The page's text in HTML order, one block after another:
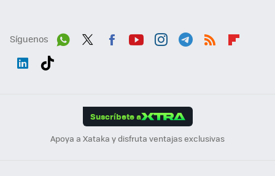
Síguenos
Suscríbete a
Apoya a Xataka y disfruta ventajas exclusivas